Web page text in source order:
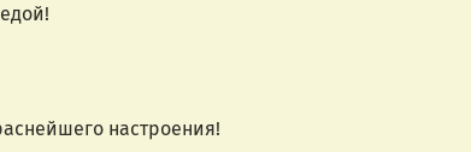
настроения!